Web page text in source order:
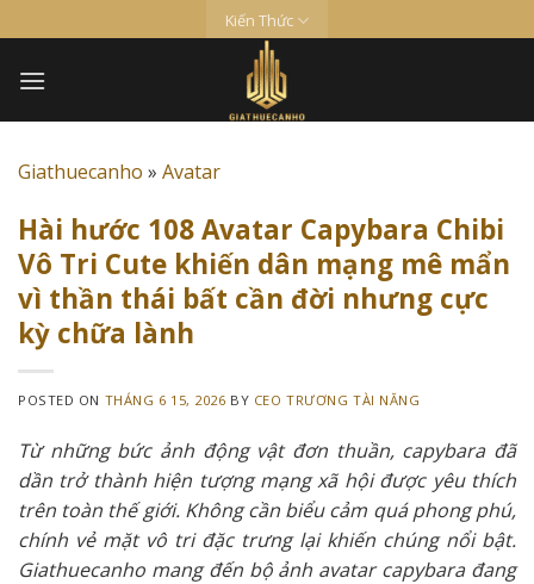
to
content
Kiến Thức
Giathuecanho » Avatar
Hài hước 108 Avatar Capybara Chibi
Vô Tri Cute khiến dân mạng mê mẩn
vì thần thái bất cần đời nhưng cực
kỳ chữa lành
POSTED ON THÁNG 6 15, 2026 BY CEO TRƯƠNG TÀI NĂNG
Từ những bức ảnh động vật đơn thuần, capybara đã
dần trở thành hiện tượng mạng xã hội được yêu thích
trên toàn thế giới. Không cần biểu cảm quá phong phú,
chính vẻ mặt vô tri đặc trưng lại khiến chúng nổi bật.
Giathuecanho mang đến bộ ảnh avatar capybara đang